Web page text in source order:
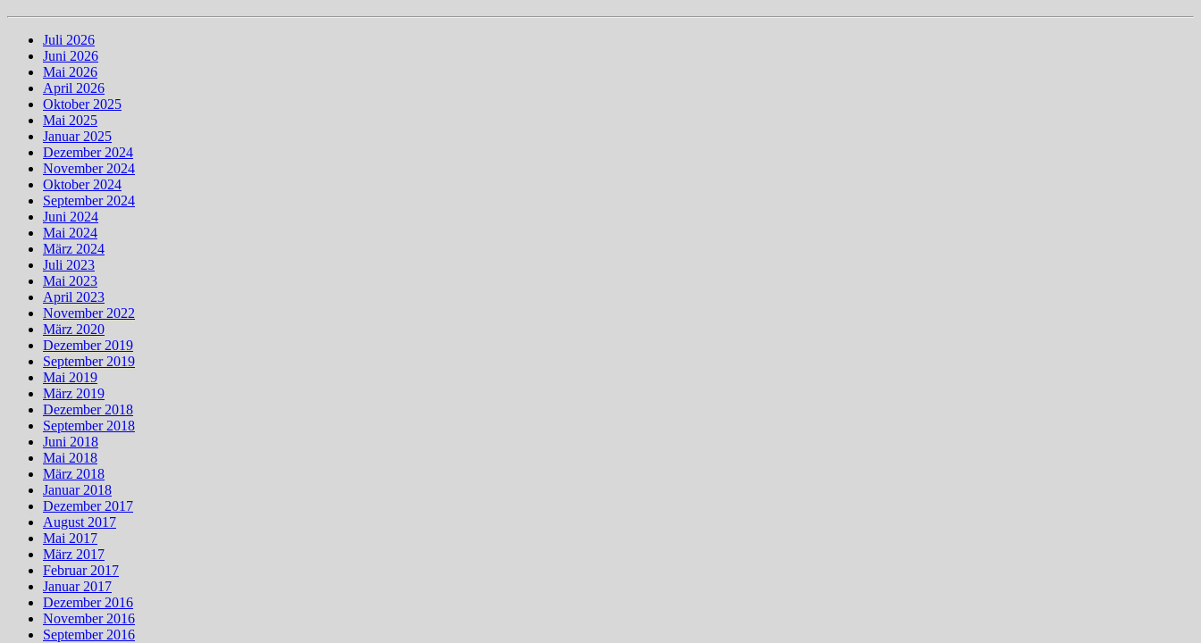
Juli 2026
Juni 2026
Mai 2026
April 2026
Oktober 2025
Mai 2025
Januar 2025
Dezember 2024
November 2024
Oktober 2024
September 2024
Juni 2024
Mai 2024
März 2024
Juli 2023
Mai 2023
April 2023
November 2022
März 2020
Dezember 2019
September 2019
Mai 2019
März 2019
Dezember 2018
September 2018
Juni 2018
Mai 2018
März 2018
Januar 2018
Dezember 2017
August 2017
Mai 2017
März 2017
Februar 2017
Januar 2017
Dezember 2016
November 2016
September 2016